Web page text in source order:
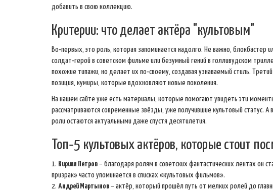
добавить в свою коллекцию.
Критерии: что делает актёра "культовым"
Во‑первых, это роль, которая запоминается надолго. Не важно, блокбастер
солдат‑герой в советском фильме или безумный гений в голливудском
похожие типажи, но делает их по‑своему, создавая узнаваемый стиль.
позиция, кумиры, которые вдохновляют новые поколения.
На нашем сайте уже есть материалы, которые помогают увидеть эти
рассматриваются современные звёзды, уже получившие культовый статус.
роли остаются актуальными даже спустя десятилетия.
Топ‑5 культовых актёров, которые стоит
1. Кирилл Петров – благодаря ролям в советских фантастических лентах он
призрак» часто упоминается в списках «культовых фильмов».
2. Андрей Мартынов – актёр, который прошёл путь от мелких ролей до